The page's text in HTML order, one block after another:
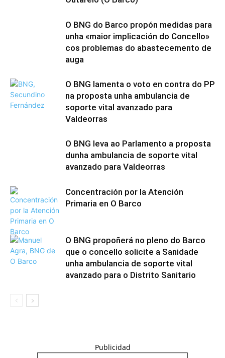
O BNG do Barco propón medidas para
unha «maior implicación do Concello»
cos problemas do abastecemento de
auga
O BNG lamenta o voto en contra do PP
na proposta unha ambulancia de
soporte vital avanzado para
Valdeorras
O BNG leva ao Parlamento a proposta
dunha ambulancia de soporte vital
avanzado para Valdeorras
Concentración por la Atención
Primaria en O Barco
O BNG propoñerá no pleno do Barco
que o concello solicite a Sanidade
unha ambulancia de soporte vital
avanzado para o Distrito Sanitario
Publicidad